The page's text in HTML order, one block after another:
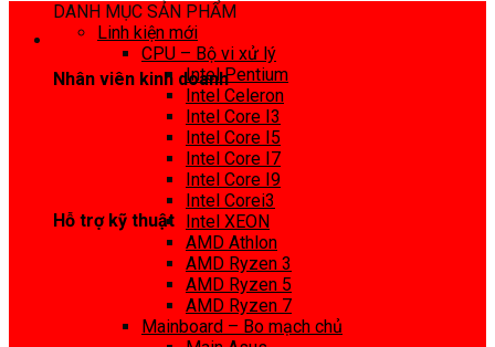
Nhân viên kinh doanh
Hỗ trợ kỹ thuật
DANH MỤC SẢN PHẨM
Linh kiện mới
CPU – Bộ vi xử lý
Intel Pentium
Intel Celeron
Intel Core I3
Intel Core I5
Intel Core I7
Intel Core I9
Intel Corei3
Intel XEON
AMD Athlon
AMD Ryzen 3
AMD Ryzen 5
AMD Ryzen 7
Mainboard – Bo mạch chủ